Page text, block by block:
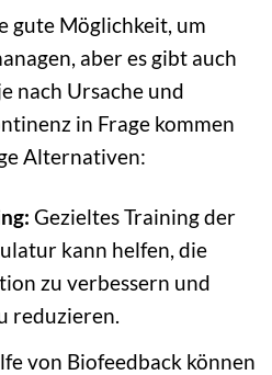
gute Möglichkeit, um
aber es gibt auch
nach Ursache und
in Frage kommen
Alternativen:
Gezieltes Training der
kann helfen, die
zu verbessern und
reduzieren.
von Biofeedback können